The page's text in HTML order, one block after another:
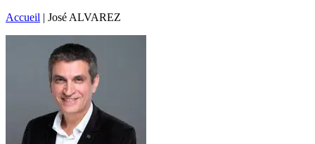
Accueil | José ALVAREZ